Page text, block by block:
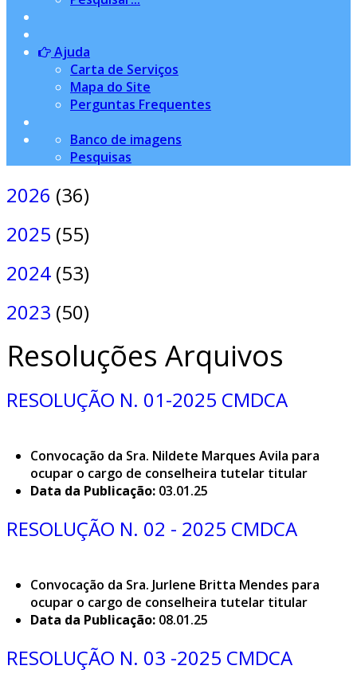
Ajuda
Carta de Serviços
Mapa do Site
Perguntas Frequentes
Banco de imagens
Pesquisas
2026 (36)
2025 (55)
2024 (53)
2023 (50)
Resoluções Arquivos
RESOLUÇÃO N. 01-2025 CMDCA
Convocação da Sra. Nildete Marques Avila para
ocupar o cargo de conselheira tutelar titular
Data da Publicação: 03.01.25
RESOLUÇÃO N. 02 - 2025 CMDCA
Convocação da Sra. Jurlene Britta Mendes para
ocupar o cargo de conselheira tutelar titular
Data da Publicação: 08.01.25
RESOLUÇÃO N. 03 -2025 CMDCA